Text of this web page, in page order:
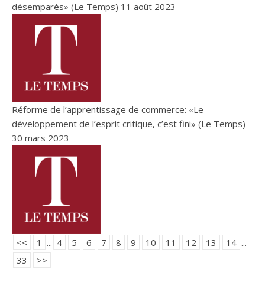
désemparés» (Le Temps) 11 août 2023
Réforme de l’apprentissage de commerce: «Le
développement de l’esprit critique, c’est fini» (Le Temps)
30 mars 2023
<< 1 ... 4 5 6 7 8 9 10 11 12 13 14 ...
33
>>